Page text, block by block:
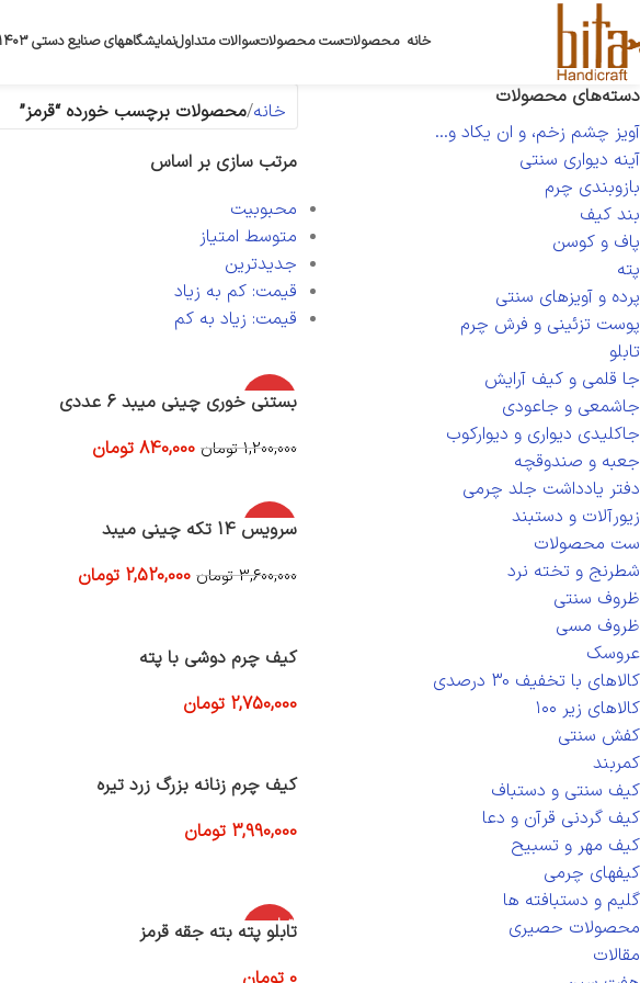
خانه محصولاتست محصولاتسوالات متداولنمایشگاههای صنایع دستی ۱۴۰۳
دسته‌های محصولات
آویز چشم زخم، و ان یکاد و...
آینه دیواری سنتی
بازوبندی چرم
بند کیف
پاف و کوسن
پته
پرده و آویزهای سنتی
پوست تزئینی و فرش چرم
تابلو
جا قلمی و کیف آرایش
جاشمعی و جاعودی
جاکلیدی دیواری و دیوارکوب
جعبه و صندوقچه
دفتر یادداشت جلد چرمی
زیورآلات و دستبند
ست محصولات
شطرنج و تخته نرد
ظروف سنتی
ظروف مسی
عروسک
کالاهای با تخفیف 30 درصدی
کالاهای زیر ۱۰۰
کفش سنتی
کمربند
کیف سنتی و دستباف
کیف گردنی قرآن و دعا
کیف مهر و تسبیح
کیفهای چرمی
گلیم و دستبافته ها
محصولات حصیری
مقالات
خانه محصولات برچسب خورده “قرمز”
مرتب سازی بر اساس
محبوبیت
متوسط امتیاز
جدیدترین
قیمت: کم به زیاد
قیمت: زیاد به کم
-30%
بستنی خوری چینی میبد 6 عددی
1,200,000 تومان 840,000 تومان
-30%
سرویس 14 تکه چینی میبد
3,600,000 تومان 2,520,000 تومان
کیف چرم دوشی با پته
2,750,000 تومان
کیف چرم زنانه بزرگ زرد تیره
3,990,000 تومان
اتمام موج
ودی
تابلو پته بته جقه قرمز